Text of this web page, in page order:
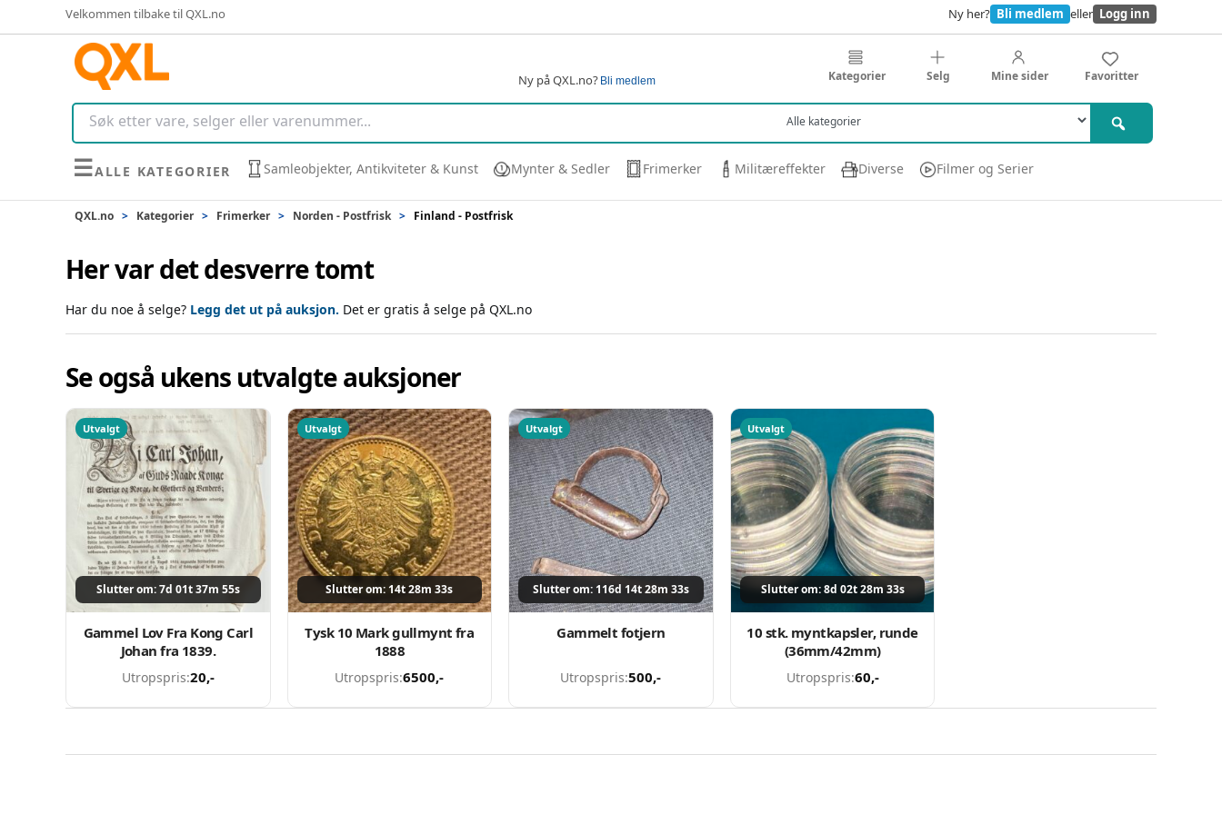
Velkommen tilbake til QXL.no Ny her? Bli medlem eller Logg inn
Ny på QXL.no? Bli medlem Kategorier Selg Mine sider Favoritter
☰ALLE KATEGORIER Samleobjekter, Antikviteter & Kunst Mynter & Sedler Frimerker Militæreffekter Diverse Filmer og Serier
QXL.no > Kategorier > Frimerker > Norden - Postfrisk > Finland - Postfrisk
Her var det desverre tomt
Har du noe å selge? Legg det ut på auksjon. Det er gratis å selge på QXL.no
Se også ukens utvalgte auksjoner
Utvalgt
Slutter om: 7d 01t 37m 55s
Gammel Lov Fra Kong Carl
Johan fra 1839.
Utropspris:20,-
Utvalgt
Slutter om: 14t 28m 33s
Tysk 10 Mark gullmynt fra
1888
Utropspris:6500,-
Utvalgt
Slutter om: 116d 14t 28m 33s
Gammelt fotjern
Utropspris:500,-
Utvalgt
Slutter om: 8d 02t 28m 33s
10 stk. myntkapsler, runde
(36mm/42mm)
Utropspris:60,-